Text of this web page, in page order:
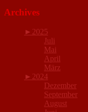
Archives
► 2025
Juli
Mai
April
März
► 2024
Dezember
September
August